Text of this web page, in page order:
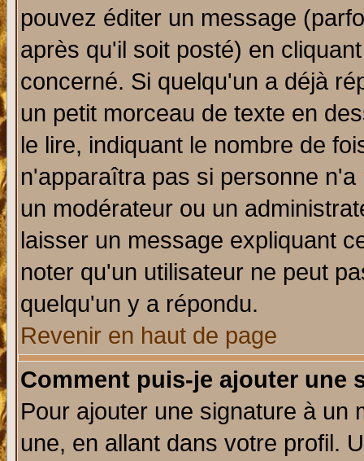
pouvez éditer un message
après qu'il soit posté) en
concerné. Si quelqu'un a déjà
un petit morceau de texte en
le lire, indiquant le nombre de
n'apparaîtra pas si personne
un modérateur ou un
laisser un message expliquant
noter qu'un utilisateur ne peut
quelqu'un y a répondu.
Revenir en haut de page
Comment puis-je ajouter une
Pour ajouter une signature à un
une, en allant dans votre profil.